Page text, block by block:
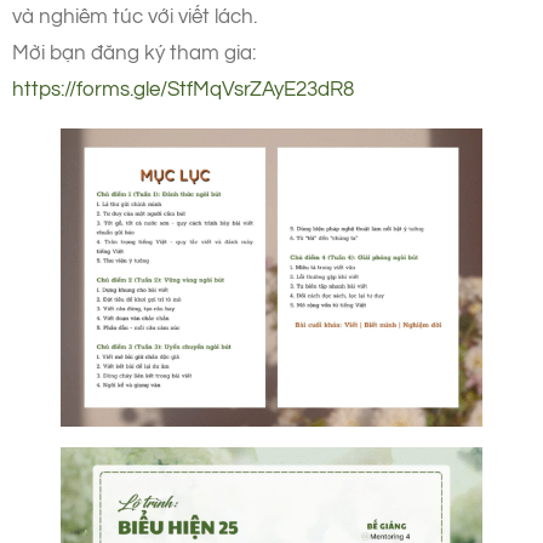
và nghiêm túc với viết lách.
Mời bạn đăng ký tham gia:
https://forms.gle/StfMqVsrZAyE23dR8